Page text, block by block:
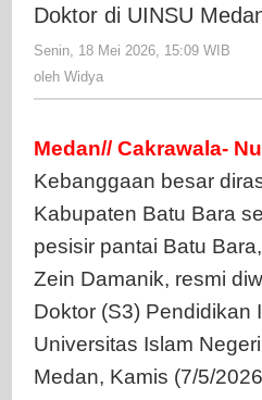
Doktor di UINSU
Senin, 18 Mei 2026, 15:09 WIB
oleh Widya
Medan// Cakrawala-
Kebanggaan besar
Kabupaten Batu Bara
pesisir pantai Batu
Zein Damanik, resmi
Doktor (S3) Pendidikan
Universitas Islam
Medan, Kamis (7/5/